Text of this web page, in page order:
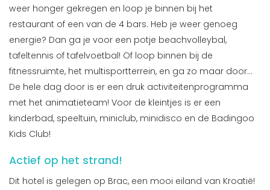
weer honger gekregen en loop je binnen bij het
restaurant of een van de 4 bars. Heb je weer genoeg
energie? Dan ga je voor een potje beachvolleybal,
tafeltennis of tafelvoetbal! Of loop binnen bij de
fitnessruimte, het multisportterrein, en ga zo maar door...
De hele dag door is er een druk activiteitenprogramma
met het animatieteam! Voor de kleintjes is er een
kinderbad, speeltuin, miniclub, minidisco en de Badingoo
Kids Club!
Actief op het strand!
Dit hotel is gelegen op Brac, een mooi eiland van Kroatië!